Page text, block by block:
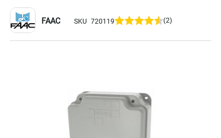
FAAC SKU 720119 (2)